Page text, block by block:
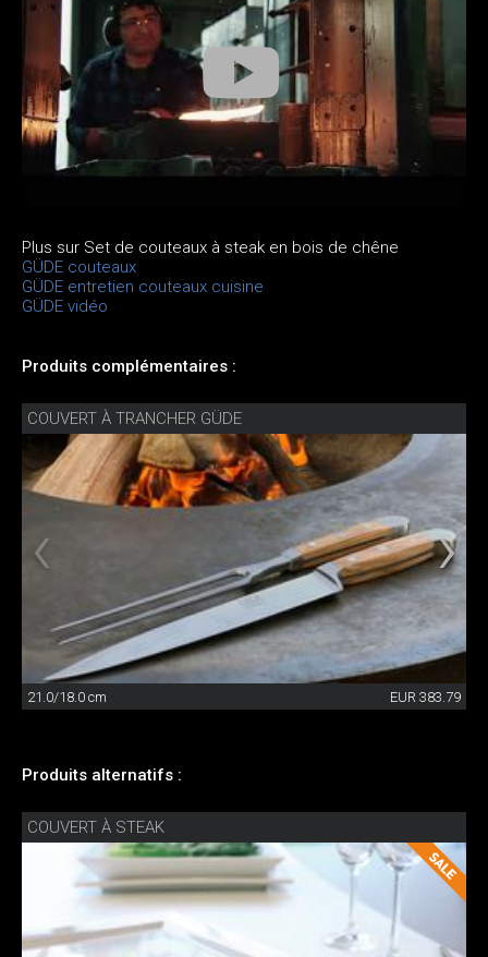
Plus sur Set de couteaux à steak en bois de chêne
GÜDE couteaux
GÜDE entretien couteaux cuisine
GÜDE vidéo
Produits complémentaires :
COUVERT À TRANCHER GÜDE
21.0/18.0 cm EUR 383.79
Produits alternatifs :
COUVERT À STEAK